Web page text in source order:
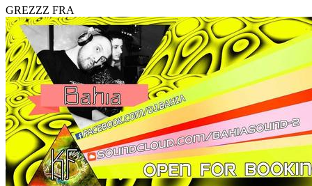
GREZZZ FRA